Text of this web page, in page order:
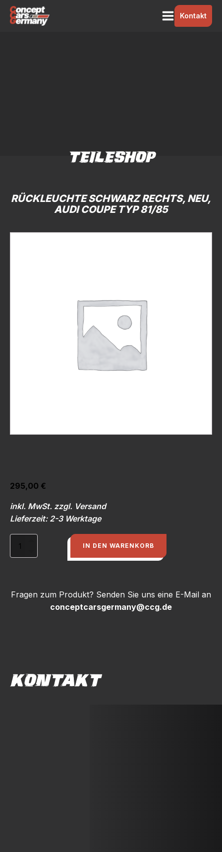
Kontakt
TEILESHOP
RÜCKLEUCHTE SCHWARZ RECHTS, NEU,
AUDI COUPE TYP 81/85
295,00 €
inkl. MwSt. zzgl. Versand
Lieferzeit: 2-3 Werktage
Rückleuchte
Coupe
Typ
IN DEN WARENKORB
Fragen zum Produkt? Senden Sie uns eine E-Mail an
conceptcarsgermany@ccg.de
KONTAKT